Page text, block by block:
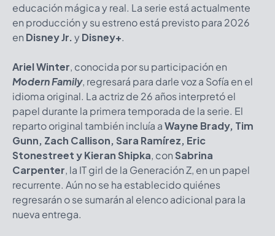
educación mágica y real. La serie está actualmente
en producción y su estreno está previsto para 2026
en Disney Jr.yDisney+.
Ariel Winter, conocida por su participación en
Modern Family, regresará para darle voz a Sofía en el
idioma original. La actriz de 26 años interpretó el
papel durante la primera temporada de la serie. El
reparto original también incluía aWayne Brady, Tim
Gunn, Zach Callison, Sara Ramírez, Eric
Stonestreet y Kieran Shipka, con Sabrina
Carpenter, la IT girl de la Generación Z, en un papel
recurrente. Aún no se ha establecido quiénes
regresarán o se sumarán al elenco adicional para la
nueva entrega.